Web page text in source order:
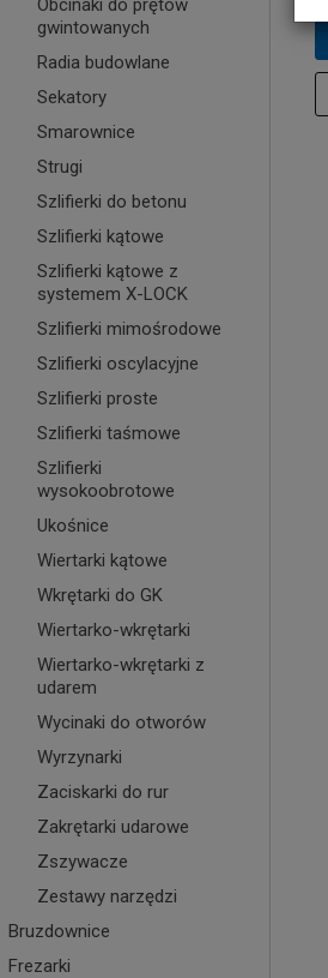
Obcinaki do prętów
gwintowanych
Radia budowlane
Sekatory
Smarownice
Strugi
Szlifierki do betonu
Szlifierki kątowe
Szlifierki kątowe z
systemem X-LOCK
Szlifierki mimośrodowe
Szlifierki oscylacyjne
Szlifierki proste
Szlifierki taśmowe
Szlifierki
wysokoobrotowe
Ukośnice
Wiertarki kątowe
Wkrętarki do GK
Wiertarko-wkrętarki
Wiertarko-wkrętarki z
udarem
Wycinaki do otworów
Wyrzynarki
Zaciskarki do rur
Zakrętarki udarowe
Zszywacze
Zestawy narzędzi
Bruzdownice
Frezarki